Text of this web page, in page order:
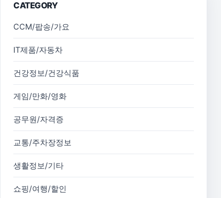
CATEGORY
CCM/팝송/가요
IT제품/자동차
건강정보/건강식품
게임/만화/영화
공무원/자격증
교통/주차장정보
생활정보/기타
쇼핑/여행/할인